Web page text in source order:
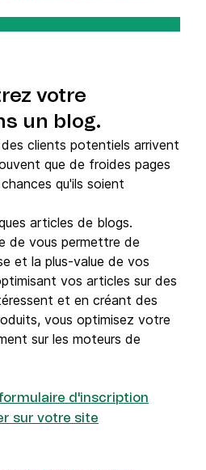
votre
un blog.
clients potentiels arrivent
que de froides pages
qu'ils soient
articles de blogs.
de vous permettre de
et la plus-value de vos
vos articles sur des
et en créant des
vous optimisez votre
sur les moteurs de
d'inscription
sur votre site